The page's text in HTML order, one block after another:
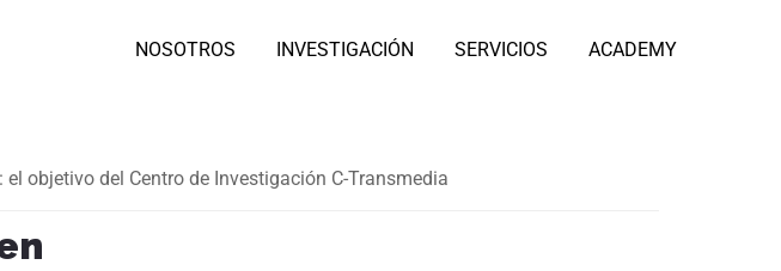
NOSOTROS INVESTIGACIÓN SERVICIOS ACADEMY
objetivo del Centro de Investigación C-Transmedia